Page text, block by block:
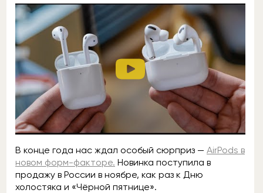
В конце года нас ждал особый сюрприз — AirPods в
новом форм-факторе. Новинка поступила в
продажу в России в ноябре, как раз к Дню
холостяка и «Чёрной пятнице».